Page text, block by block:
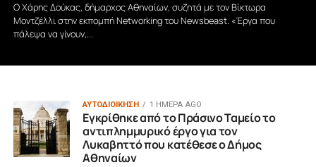
Ο Χάρης Δούκας, δήμαρχος Αθηναίων, συζητά με τον Βίκτωρα
Μοντζέλλι στην εκπομπή Networking του Newsbeast. «Έργα που
πάλεψα να γίνουν,...
ΑΥΤΟΔΙΟΙΚΗΣΗ 1 ΗΜΈΡΑ AGO
Εγκρίθηκε από το Πράσινο Ταμείο το
αντιπλημμυρικό έργο για τον
Λυκαβηττό που κατέθεσε ο Δήμος
Αθηναίων